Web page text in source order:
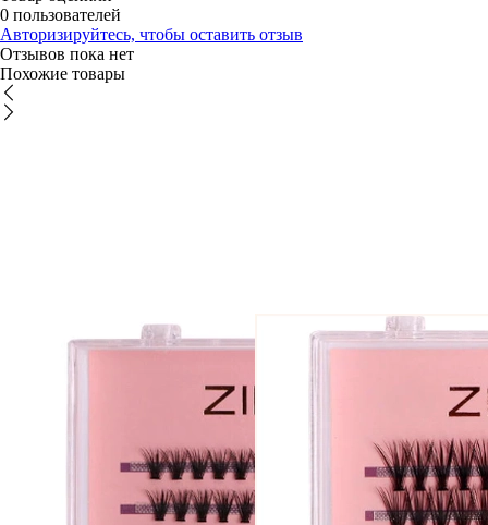
0 пользователей
Авторизируйтесь, чтобы оставить отзыв
Отзывов пока нет
Похожие товары